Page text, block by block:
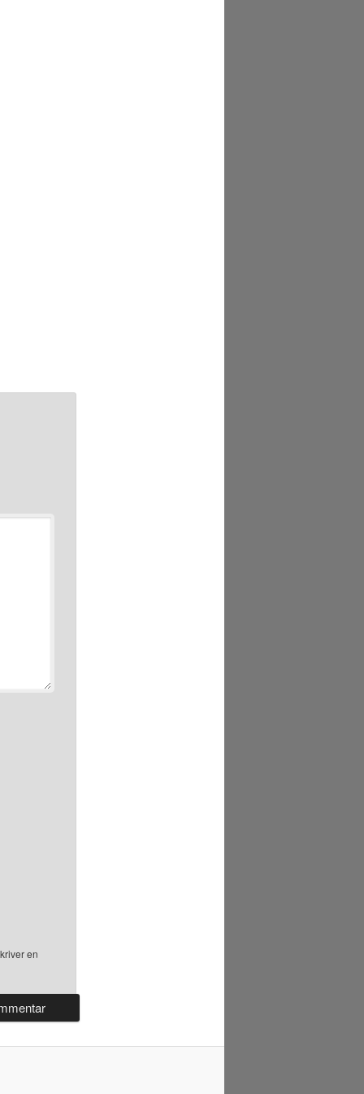
en